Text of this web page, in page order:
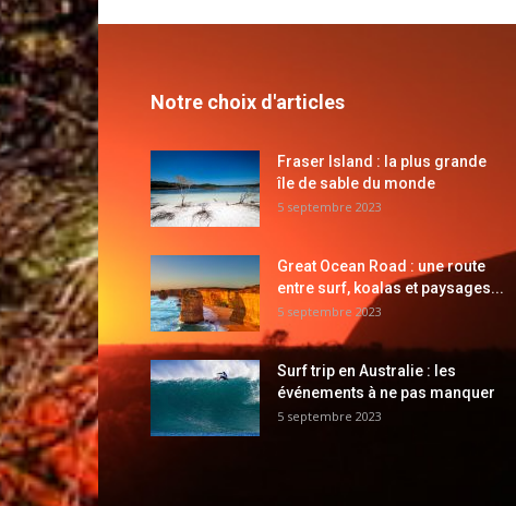
Notre choix d'articles
Fraser Island : la plus grande
île de sable du monde
5 septembre 2023
Great Ocean Road : une route
entre surf, koalas et paysages...
5 septembre 2023
Surf trip en Australie : les
événements à ne pas manquer
5 septembre 2023